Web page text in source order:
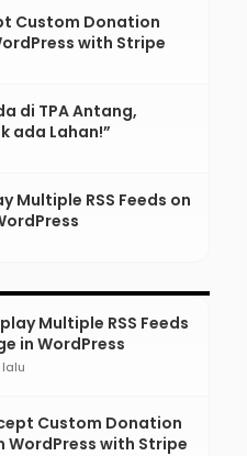
Custom Donation
with Stripe
di TPA Antang,
ada Lahan!”
Multiple RSS Feeds on
Multiple RSS Feeds
in WordPress
Custom Donation
WordPress with Stripe